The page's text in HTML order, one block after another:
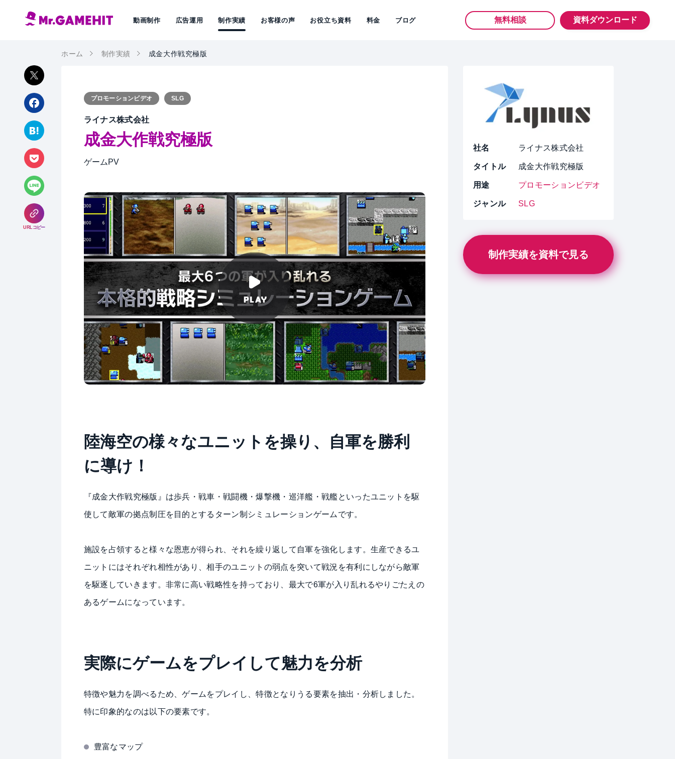
動画制作 広告運用 制作実績 お客様の声 お役立ち資料 料金 ブログ 資料ダウンロード
無料相談
ホーム 制作実績 成金大作戦究極版
URLコピー
プロモーションビデオ SLG
ライナス株式会社
成金大作戦究極版
ゲームPV
陸海空の様々なユニットを操り、自軍を勝利
に導け！
『成金大作戦究極版』は歩兵・戦車・戦闘機・爆撃機・巡洋艦・戦艦といったユニットを駆
使して敵軍の拠点制圧を目的とするターン制シミュレーションゲームです。
施設を占領すると様々な恩恵が得られ、それを繰り返して自軍を強化します。生産できるユ
ニットにはそれぞれ相性があり、相手のユニットの弱点を突いて戦況を有利にしながら敵軍
を駆逐していきます。非常に高い戦略性を持っており、最大で6軍が入り乱れるやりごたえの
あるゲームになっています。
実際にゲームをプレイして魅力を分析
特徴や魅力を調べるため、ゲームをプレイし、特徴となりうる要素を抽出・分析しました。
特に印象的なのは以下の要素です。
豊富なマップ
社名 ライナス株式会社
タイトル 成金大作戦究極版
用途 プロモーションビデオ
ジャンル SLG
制作実績を資料で見る